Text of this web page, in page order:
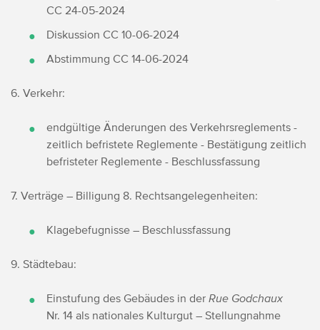
CC 24-05-2024
Diskussion CC 10-06-2024
Abstimmung CC 14-06-2024
6. Verkehr:
endgültige Änderungen des Verkehrsreglements -
zeitlich befristete Reglemente - Bestätigung zeitlich
befristeter Reglemente - Beschlussfassung
7. Verträge – Billigung 8. Rechtsangelegenheiten:
Klagebefugnisse – Beschlussfassung
9. Städtebau:
Einstufung des Gebäudes in der Rue Godchaux
Nr. 14 als nationales Kulturgut – Stellungnahme